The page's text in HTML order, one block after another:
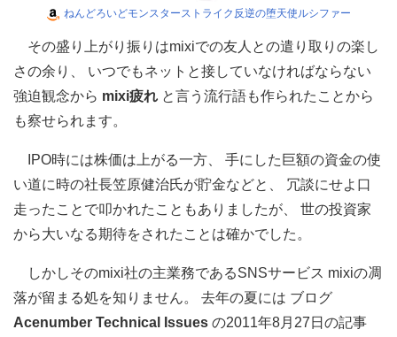
ねんどろいどモンスターストライク反逆の堕天使ルシファー
その盛り上がり振りはmixiでの友人との遣り取りの楽し
さの余り、 いつでもネットと接していなければならない
強迫観念から mixi疲れ と言う流行語も作られたことから
も察せられます。
IPO時には株価は上がる一方、 手にした巨額の資金の使
い道に時の社長笠原健治氏が貯金などと、 冗談にせよ口
走ったことで叩かれたこともありましたが、 世の投資家
から大いなる期待をされたことは確かでした。
しかしそのmixi社の主業務であるSNSサービス mixiの凋
落が留まる処を知りません。 去年の夏には ブログ
Acenumber Technical Issues の2011年8月27日の記事